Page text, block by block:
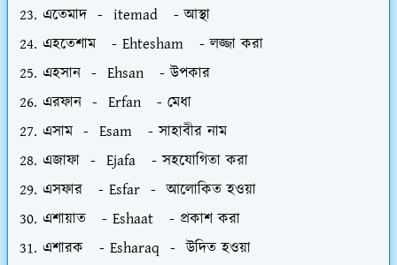
এতেমাদ - itemad - আস্থা
এহতেশাম - Ehtesham - লজ্জা করা
এহসান - Ehsan - উপকার
এরফান - Erfan - মেধা
এসাম - Esam - সাহাবীর নাম
এজাফা - Ejafa - সহযোগিতা করা
এসফার - Esfar - আলোকিত হওয়া
এশায়াত - Eshaat - প্রকাশ করা
এশারক - Esharaq - উদিত হওয়া